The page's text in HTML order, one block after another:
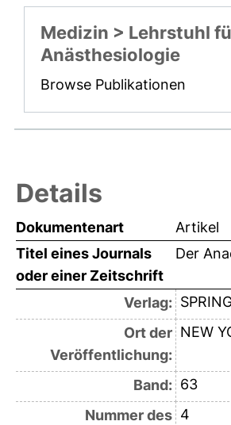
Medizin > Lehrstuhl
Anästhesiologie
Browse Publikationen
Details
Dokumentenart
Artikel
Titel eines Journals
oder einer Zeitschrift
Der
Verlag:
Ort der
Veröffentlichung:
NEW
Band: 63
Nummer des 4